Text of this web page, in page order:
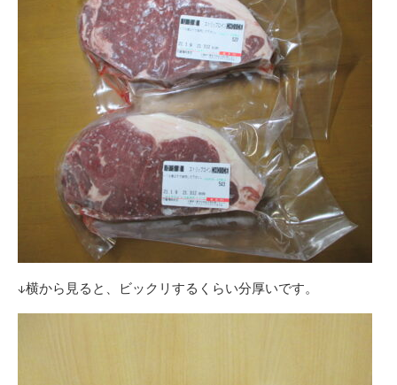
↓横から見ると、ビックリするくらい分厚いです。